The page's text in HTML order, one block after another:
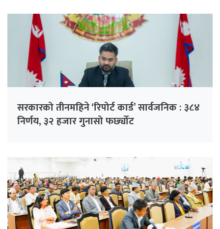
सरकारको तीनमहिने ‘रिपोर्ट कार्ड’ सार्वजनिक : ३८४
निर्णय, ३२ हजार गुनासो फर्छ्योट